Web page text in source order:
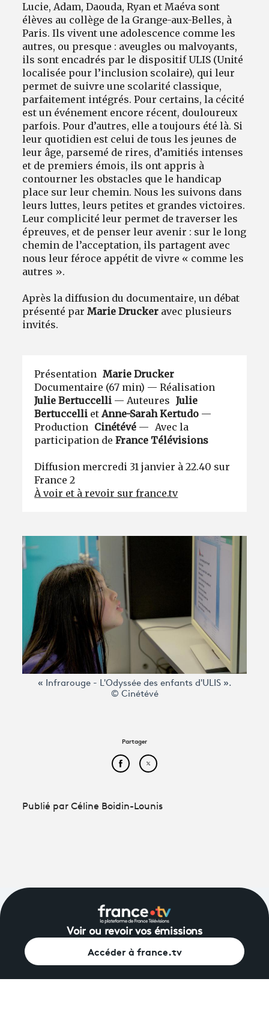
Lucie, Adam, Daouda, Ryan et Maéva sont
élèves au collège de la Grange-aux-Belles, à
Paris. Ils vivent une adolescence comme les
autres, ou presque : aveugles ou malvoyants,
ils sont encadrés par le dispositif ULIS (Unité
localisée pour l’inclusion scolaire), qui leur
permet de suivre une scolarité classique,
parfaitement intégrés. Pour certains, la cécité
est un événement encore récent, douloureux
parfois. Pour d’autres, elle a toujours été là. Si
leur quotidien est celui de tous les jeunes de
leur âge, parsemé de rires, d’amitiés intenses
et de premiers émois, ils ont appris à
contourner les obstacles que le handicap
place sur leur chemin. Nous les suivons dans
leurs luttes, leurs petites et grandes victoires.
Leur complicité leur permet de traverser les
épreuves, et de penser leur avenir : sur le long
chemin de l’acceptation, ils partagent avec
nous leur féroce appétit de vivre « comme les
autres ».
Après la diffusion du documentaire, un débat
présenté parMarie Drucker avec plusieurs
invités.
PrésentationMarie Drucker
Documentaire (67 min) — Réalisation
Julie Bertuccelli — AuteuresJulie
Bertuccelli etAnne-Sarah Kertudo —
Production Cinétévé — Avec la
participation deFrance Télévisions
Diffusion mercredi 31 janvier à 22.40 sur
France 2
À voir et à revoir sur france.tv
« Infrarouge - L'Odyssée des enfants d'ULIS ».
© Cinétévé
Partager
Partager cet article sur
Partager cet article sur
Publié par Céline Boidin-Lounis
Voir ou revoir vos émissions
Accéder à france.tv